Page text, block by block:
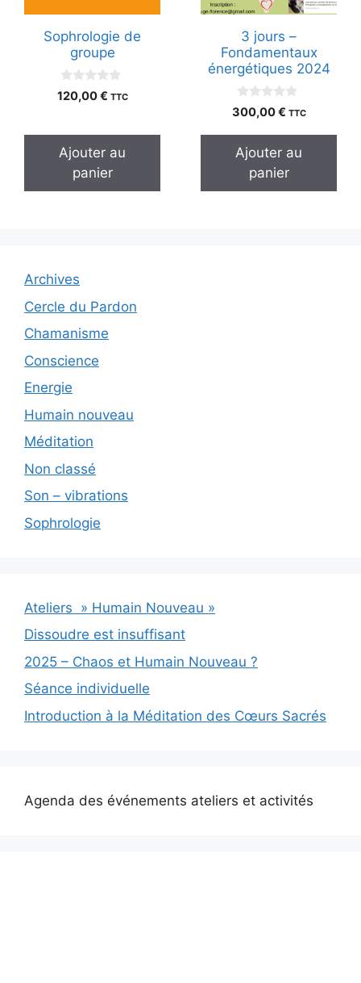
Sophrologie de
groupe
0
s
5
120,00€ TTC
Ajouter au
panier
3 jours –
Fondamentaux
énergétiques 2024
0
s
5
300,00€ TTC
Ajouter au
panier
Archives
Cercle du Pardon
Chamanisme
Conscience
Energie
Humain nouveau
Méditation
Non classé
Son – vibrations
Sophrologie
Ateliers » Humain Nouveau »
Dissoudre est insuffisant
2025 – Chaos et Humain Nouveau ?
Séance individuelle
Introduction à la Méditation des Cœurs Sacrés
Agenda des événements ateliers et activités